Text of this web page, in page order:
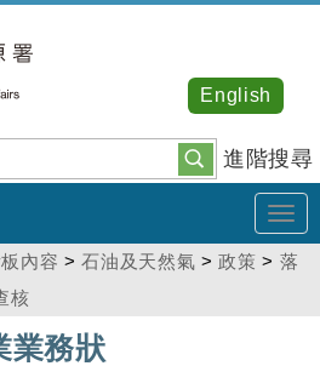
進階搜尋
English
內容 >石油及天然氣 >政策 > 落
核
業務狀